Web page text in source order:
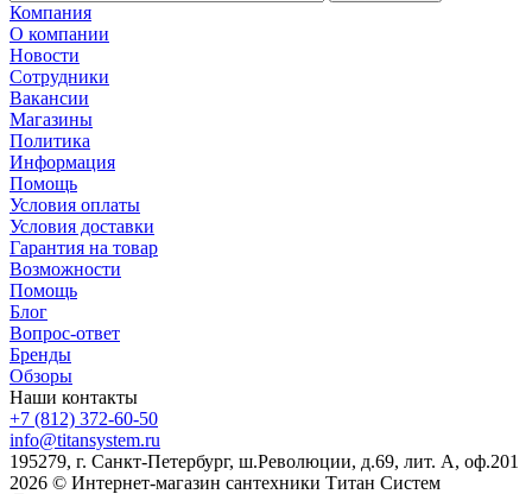
Компания
О компании
Новости
Сотрудники
Вакансии
Магазины
Политика
Информация
Помощь
Условия оплаты
Условия доставки
Гарантия на товар
Возможности
Помощь
Блог
Вопрос-ответ
Бренды
Обзоры
Наши контакты
+7 (812) 372-60-50
info@titansystem.ru
195279, г. Санкт-Петербург, ш.Революции, д.69, лит. А, оф.201
2026 © Интернет-магазин сантехники Титан Систем